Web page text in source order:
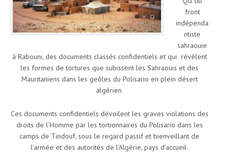
front
indépenda
ntiste
sahraouie
à Rabouni, des documents classés confidentiels et qui révèlent
les formes de tortures que subissent les Sahraouis et des
Mauritaniens dans les geôles du Polisario en plein désert
algérien.
Ces documents confidentiels dévoilent les graves violations des
droits de l’Homme par les tortionnaires du Polisario dans les
camps de Tindouf, sous le regard passif et bienveillant de
l’armée et des autorités de l’Algérie, pays d’accueil.